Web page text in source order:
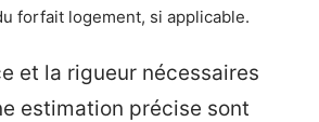
forfait logement, si applicable.
et la rigueur nécessaires
estimation précise sont